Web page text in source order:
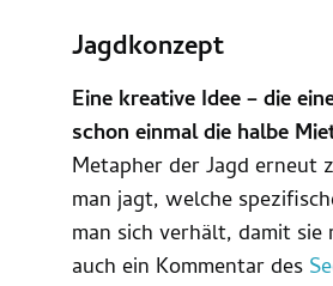
Jagdkonzept
Eine kreative Idee – die
schon einmal die halbe
Metapher der Jagd erneut
man jagt, welche
man sich verhält, damit
auch ein Kommentar des